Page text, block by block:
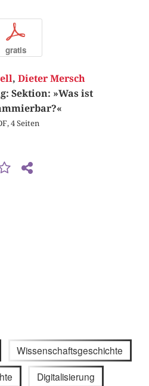
p
gratis
, Dieter Mersch
Sektion: »Was ist
4 Seiten
Wissenschaftsgeschichte
Digitalisierung